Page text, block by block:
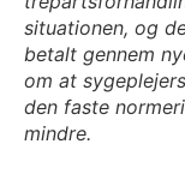
situationen, og
betalt gennem
om at
den faste
mindre.